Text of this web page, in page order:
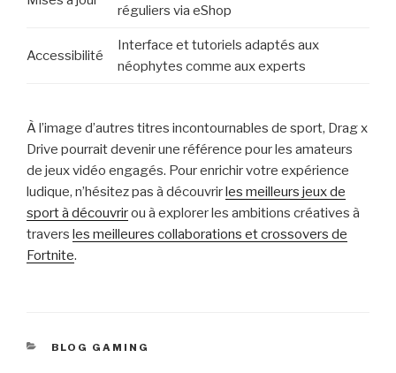
réguliers via eShop
Accessibilité
Interface et tutoriels adaptés aux
néophytes comme aux experts
À l’image d’autres titres incontournables de sport, Drag x
Drive pourrait devenir une référence pour les amateurs
de jeux vidéo engagés. Pour enrichir votre expérience
ludique, n’hésitez pas à découvrirles meilleurs jeux de
sport à découvrirou à explorer les ambitions créatives à
travers les meilleures collaborations et crossovers de
Fortnite.
CATÉGORIES
BLOG GAMING